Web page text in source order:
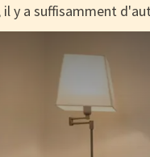
y a suffisamment
à Van
Waterloo avec
en passant une nuit
? Dans ce cas, vous